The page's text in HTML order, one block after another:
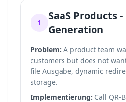
1
SaaS Products
Generation
Problem: A product team
customers but does not
file Ausgabe, dynamic
storage.
Implementierung: Call QR-